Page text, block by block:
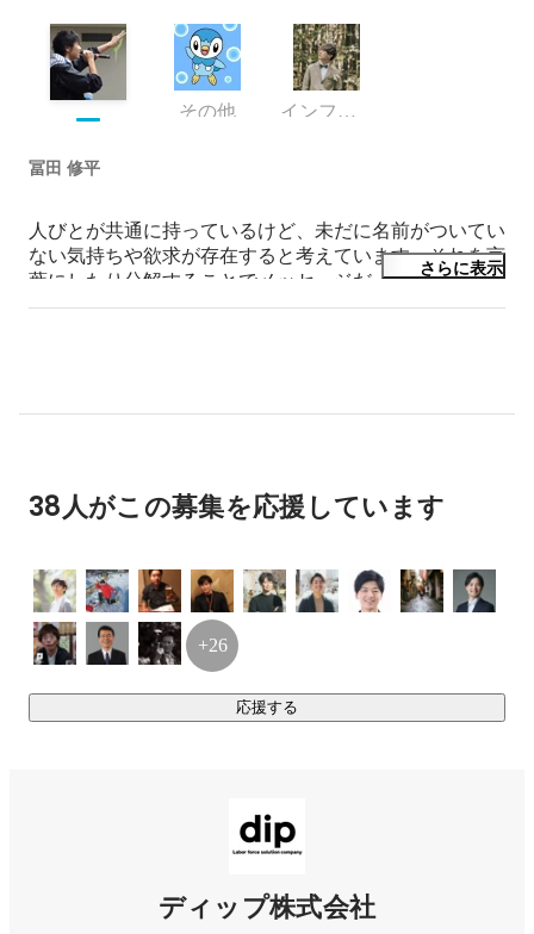
その他 インフラエンジニア
冨田 修平
人びとが共通に持っているけど、未だに名前がついてい
ない気持ちや欲求が存在すると考えています。それを言
葉にしたり分解することでメッセージだったりプロダク
トに落とし込むことを夢見る一橋大学の3年生です。
役立てることを試みています。
さらに表示
続きを読む
38人がこの募集を応援しています
応援する
+26
ディップ株式会社